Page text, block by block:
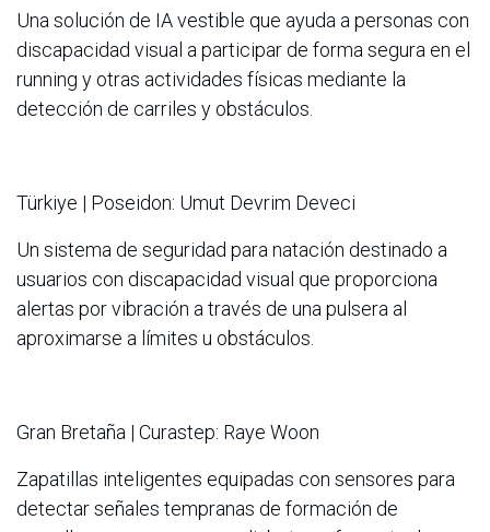
Una solución de IA vestible que ayuda a personas con
discapacidad visual a participar de forma segura en el
running y otras actividades físicas mediante la
detección de carriles y obstáculos.
Türkiye | Poseidon: Umut Devrim Deveci
Un sistema de seguridad para natación destinado a
usuarios con discapacidad visual que proporciona
alertas por vibración a través de una pulsera al
aproximarse a límites u obstáculos.
Gran Bretaña | Curastep: Raye Woon
Zapatillas inteligentes equipadas con sensores para
detectar señales tempranas de formación de